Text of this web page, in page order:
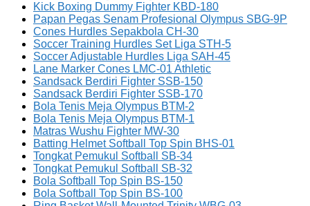
Kick Boxing Dummy Fighter KBD-180
Papan Pegas Senam Profesional Olympus SBG-9P
Cones Hurdles Sepakbola CH-30
Soccer Training Hurdles Set Liga STH-5
Soccer Adjustable Hurdles Liga SAH-45
Lane Marker Cones LMC-01 Athletic
Sandsack Berdiri Fighter SSB-150
Sandsack Berdiri Fighter SSB-170
Bola Tenis Meja Olympus BTM-2
Bola Tenis Meja Olympus BTM-1
Matras Wushu Fighter MW-30
Batting Helmet Softball Top Spin BHS-01
Tongkat Pemukul Softball SB-34
Tongkat Pemukul Softball SB-32
Bola Softball Top Spin BS-150
Bola Softball Top Spin BS-100